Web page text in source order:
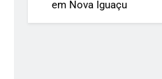
em Nova Iguaçu